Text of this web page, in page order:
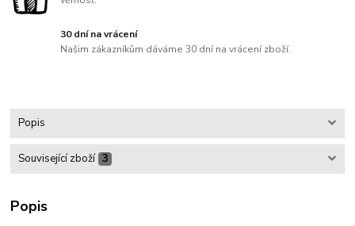
30 dní na vrácení
Našim zákazníkům dáváme 30 dní na vrácení zboží.
Popis
Související zboží 3
Popis